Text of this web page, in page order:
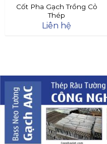
Cốt Pha Gạch Trồng Cỏ
Thép
Liên hệ